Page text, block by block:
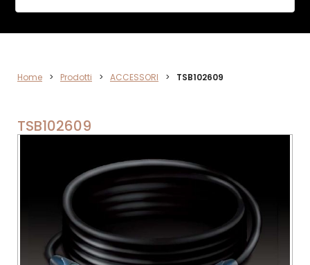
ACCESSORI
Home > Prodotti > ACCESSORI > TSB102609
TSB102609